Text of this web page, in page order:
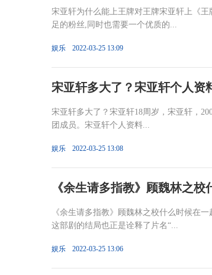
宋亚轩为什么能上王牌对王牌宋亚轩上《
足的粉丝,同时也需要一个优质的...
娱乐 2022-03-25 13:09
宋亚轩多大了？宋亚轩个人资
宋亚轩多大了？宋亚轩18周岁，宋亚轩，
团成员。宋亚轩个人资料...
娱乐 2022-03-25 13:08
《余生请多指教》顾魏林之
《余生请多指教》顾魏林之校什么时候在
这部剧的结局也正是诠释了片名“...
娱乐 2022-03-25 13:06